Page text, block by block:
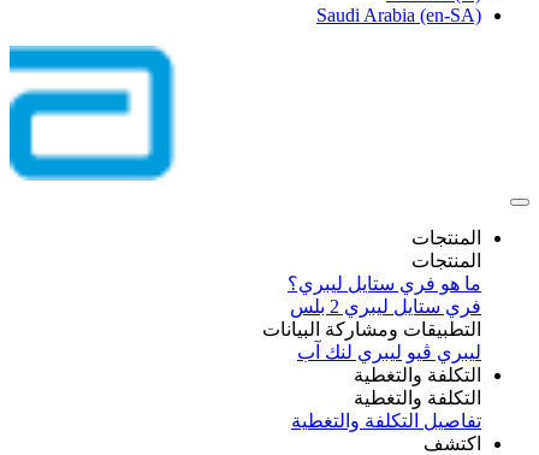
Saudi Arabia (en-SA)
المنتجات
المنتجات
ما هو فري ستايل ليبري؟
فري ستايل ليبري 2 بلس​
التطبيقات ومشاركة البيانات
ليبري ڤيو ليبري لنك آب
التكلفة والتغطية
التكلفة والتغطية
تفاصيل التكلفة والتغطية
اكتشف​